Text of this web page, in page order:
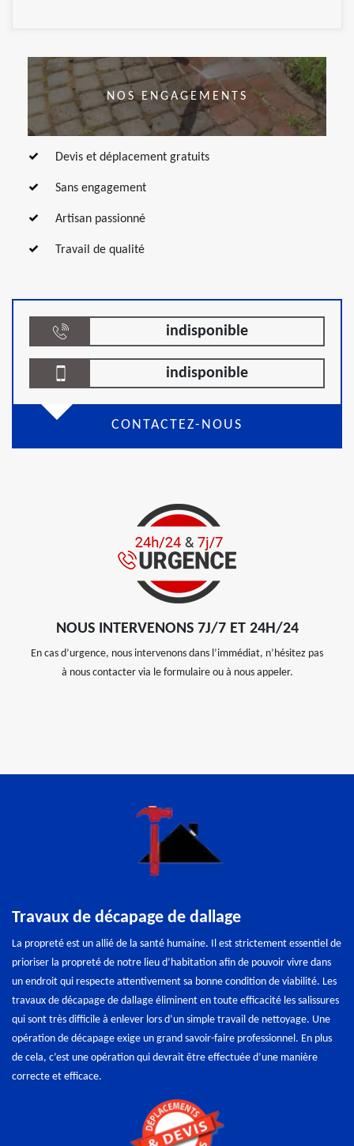
NOS ENGAGEMENTS
Devis et déplacement gratuits
Sans engagement
Artisan passionné
Travail de qualité
indisponible
indisponible
CONTACTEZ-NOUS
NOUS INTERVENONS 7J/7 ET 24H/24
En cas d’urgence, nous intervenons dans l’immédiat, n’hésitez pas
à nous contacter via le formulaire ou à nous appeler.
Travaux de décapage de dallage
La propreté est un allié de la santé humaine. Il est strictement essentiel de
prioriser la propreté de notre lieu d’habitation afin de pouvoir vivre dans
un endroit qui respecte attentivement sa bonne condition de viabilité. Les
travaux de décapage de dallage éliminent en toute efficacité les salissures
qui sont très difficile à enlever lors d’un simple travail de nettoyage. Une
opération de décapage exige un grand savoir-faire professionnel. En plus
de cela, c’est une opération qui devrait être effectuée d’une manière
correcte et efficace.